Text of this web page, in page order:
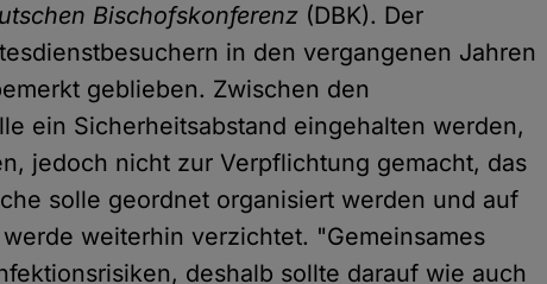
Bischofskonferenz (DBK). Der
in den vergangenen Jahren
geblieben. Zwischen den
ein Sicherheitsabstand eingehalten werden,
jedoch nicht zur Verpflichtung gemacht, das
solle geordnet organisiert werden und auf
werde weiterhin verzichtet. "Gemeinsames
deshalb sollte darauf wie auch